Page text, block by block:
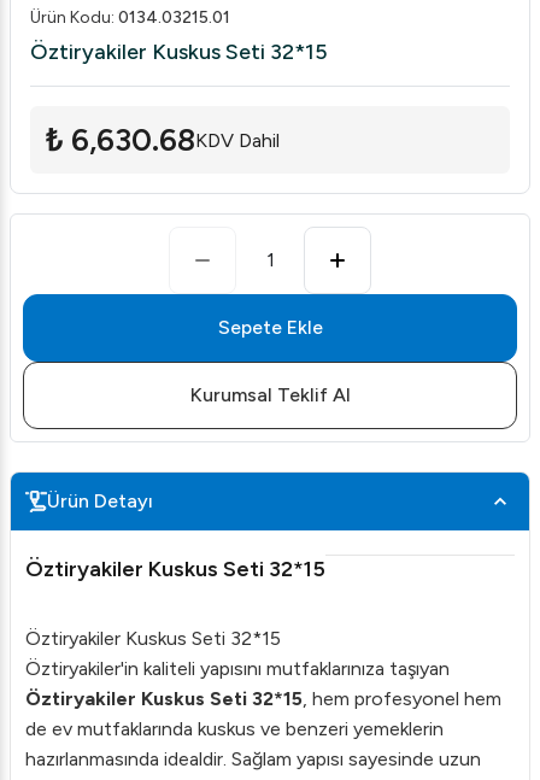
Ürün Kodu: 0134.03215.01
Öztiryakiler Kuskus Seti 32*15
₺ 6,630.68KDV Dahil
1
Sepete Ekle
Kurumsal Teklif Al
Ürün Detayı
Öztiryakiler Kuskus Seti 32*15
Öztiryakiler Kuskus Seti 32*15
Öztiryakiler'in kaliteli yapısını mutfaklarınıza taşıyan
Öztiryakiler Kuskus Seti 32*15, hem profesyonel hem
de ev mutfaklarında kuskus ve benzeri yemeklerin
hazırlanmasında idealdir. Sağlam yapısı sayesinde uzun